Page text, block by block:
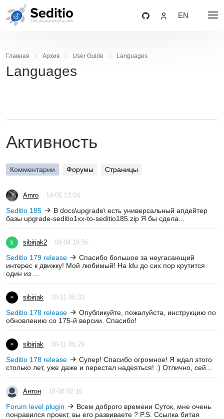
EN
Главная Архив User Guide Languages
Languages
Активность
Комментарии Форумы Страницы
Amro 14-05 13:04
Seditio 185
В docs\upgrade\ есть универсальный апдейтер
базы upgrade-seditio1xx-to-seditio185.zip Я бы сдела...
sibirjak2 04-04 19:56
Seditio 179 release
Спасибо большое за неугасающий
интерес к движку! Мой любимый! На ldu до сих пор крутится
один из ...
sibirjak 30-11 06:33
Seditio 178 release
Опубликуйте, пожалуйста, инструкцию по
обновлению со 175-й версии. Спасибо!
sibirjak 30-11 06:29
Seditio 178 release
Супер! Спасибо огромное! Я ждал этого
столько лет, уже даже и перестал надеяться! :) Отлично, сей...
Антон 18-08 02:16
Forum level plugin
Всем доброго времени Суток, мне очень
понравился проект, вы его развиваете ? P.S. Ссылка битая